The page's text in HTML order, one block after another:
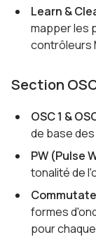
Learn &
mapper les
contrôleurs
Section
OSC 1 &
de base
PW (Pulse
tonalité de
formes
pour